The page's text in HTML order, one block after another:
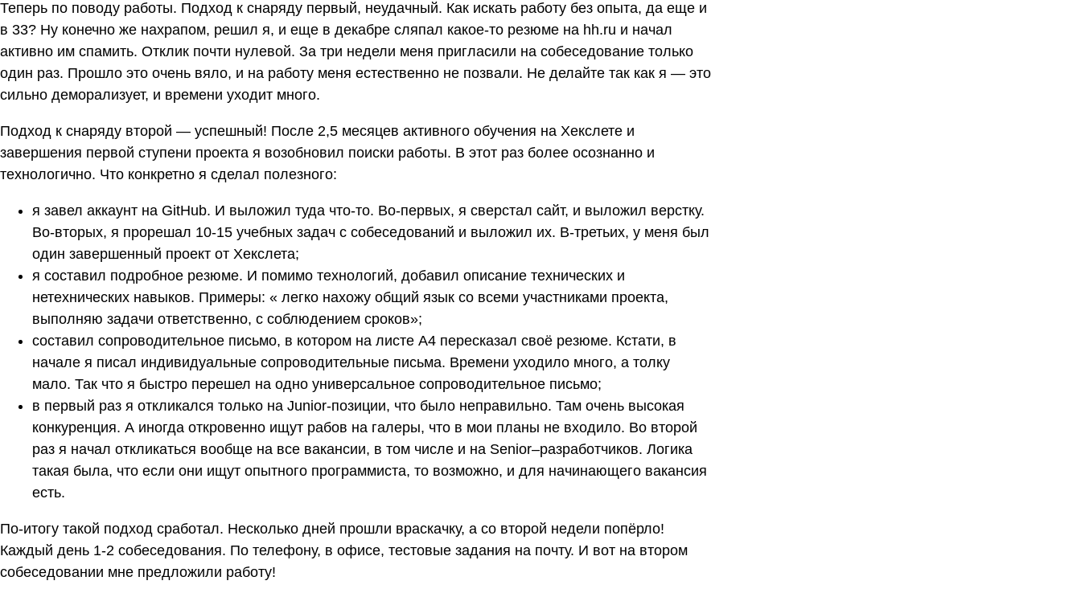
Теперь по поводу работы. Подход к снаряду первый, неудачный. Как искать работу без опыта, да еще и
в 33? Ну конечно же нахрапом, решил я, и еще в декабре сляпал какое-то резюме на hh.ru и начал
активно им спамить. Отклик почти нулевой. За три недели меня пригласили на собеседование только
один раз. Прошло это очень вяло, и на работу меня естественно не позвали. Не делайте так как я — это
сильно деморализует, и времени уходит много.
Подход к снаряду второй — успешный! После 2,5 месяцев активного обучения на Хекслете и
завершения первой ступени проекта я возобновил поиски работы. В этот раз более осознанно и
технологично. Что конкретно я сделал полезного:
я завел аккаунт на GitHub. И выложил туда что-то. Во-первых, я сверстал сайт, и выложил верстку.
Во-вторых, я прорешал 10-15 учебных задач с собеседований и выложил их. В-третьих, у меня был
один завершенный проект от Хекслета;
я составил подробное резюме. И помимо технологий, добавил описание технических и
нетехнических навыков. Примеры: « легко нахожу общий язык со всеми участниками проекта,
выполняю задачи ответственно, с соблюдением сроков»;
составил сопроводительное письмо, в котором на листе А4 пересказал своё резюме. Кстати, в
начале я писал индивидуальные сопроводительные письма. Времени уходило много, а толку
мало. Так что я быстро перешел на одно универсальное сопроводительное письмо;
в первый раз я откликался только на Junior-позиции, что было неправильно. Там очень высокая
конкуренция. А иногда откровенно ищут рабов на галеры, что в мои планы не входило. Во второй
раз я начал откликаться вообще на все вакансии, в том числе и на Senior–разработчиков. Логика
такая была, что если они ищут опытного программиста, то возможно, и для начинающего вакансия
есть.
По-итогу такой подход сработал. Несколько дней прошли враскачку, а со второй недели попёрло!
Каждый день 1-2 собеседования. По телефону, в офисе, тестовые задания на почту. И вот на втором
собеседовании мне предложили работу!